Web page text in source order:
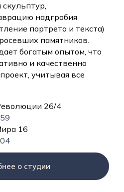
надгробия
портрета и текста)
памятников.
богатым опытом, что
и качественно
учитывая все
26/4
16
о студии